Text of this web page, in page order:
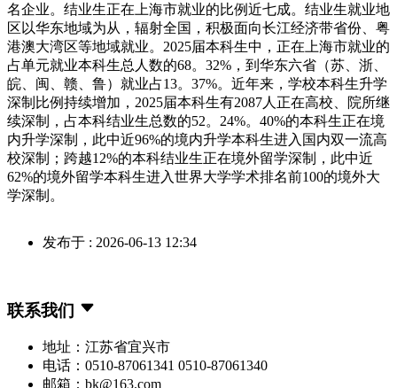
名企业。结业生正在上海市就业的比例近七成。结业生就业地
区以华东地域为从，辐射全国，积极面向长江经济带省份、粤
港澳大湾区等地域就业。2025届本科生中，正在上海市就业的
占单元就业本科生总人数的68。32%，到华东六省（苏、浙、
皖、闽、赣、鲁）就业占13。37%。近年来，学校本科生升学
深制比例持续增加，2025届本科生有2087人正在高校、院所继
续深制，占本科结业生总数的52。24%。40%的本科生正在境
内升学深制，此中近96%的境内升学本科生进入国内双一流高
校深制；跨越12%的本科结业生正在境外留学深制，此中近
62%的境外留学本科生进入世界大学学术排名前100的境外大
学深制。
发布于 : 2026-06-13 12:34
联系我们
地址：江苏省宜兴市
电话：0510-87061341 0510-87061340
邮箱：bk@163.com